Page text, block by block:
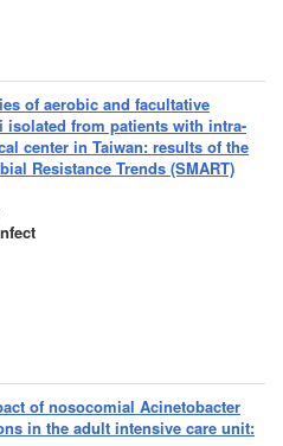
of aerobic and facultative
isolated from patients with intra-
center in Taiwan: results of the
Resistance Trends (SMART)
of nosocomial Acinetobacter
in the adult intensive care unit: